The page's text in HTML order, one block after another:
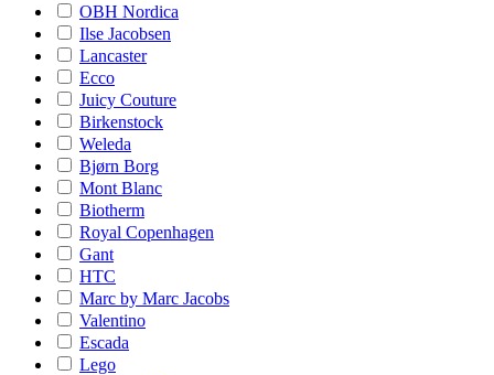
OBH Nordica
Ilse Jacobsen
Lancaster
Ecco
Juicy Couture
Birkenstock
Weleda
Bjørn Borg
Mont Blanc
Biotherm
Royal Copenhagen
Gant
HTC
Marc by Marc Jacobs
Valentino
Escada
Lego